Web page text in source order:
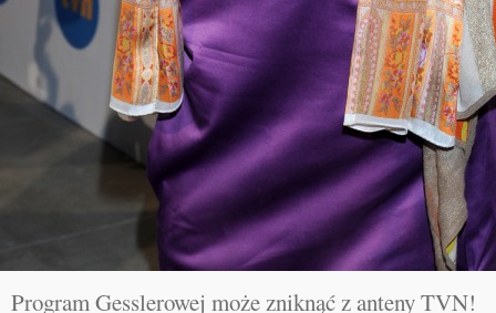
Program Gesslerowej może zniknąć z anteny TVN!